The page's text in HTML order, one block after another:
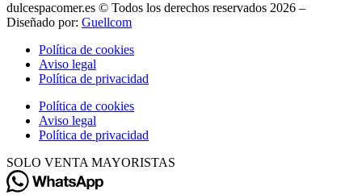
dulcespacomer.es © Todos los derechos reservados 2026 –
Diseñado por: Guellcom
Política de cookies
Aviso legal
Política de privacidad
Política de cookies
Aviso legal
Política de privacidad
SOLO VENTA MAYORISTAS